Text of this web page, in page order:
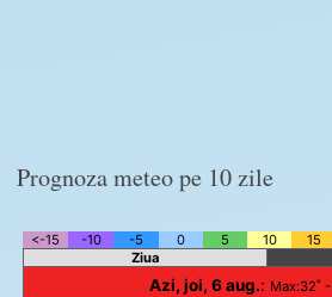
Prognoza meteo pe 10 zile
<-15 -10 -5 0 5 10 15
Ziua
Azi, joi, 6 aug.: Max:32˚ -